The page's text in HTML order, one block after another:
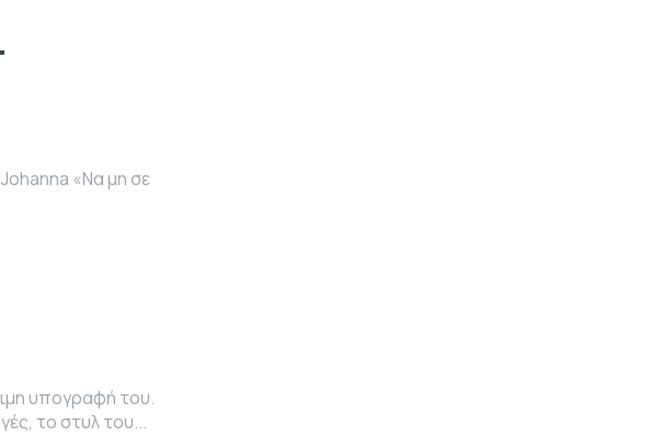
«Να μη σε
υπογραφή του.
το στυλ του...